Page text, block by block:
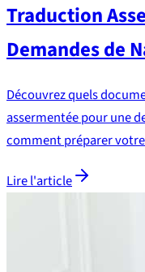
Traduction
Demandes de
Découvrez quels
assermentée pour une
comment préparer
Lire l'article